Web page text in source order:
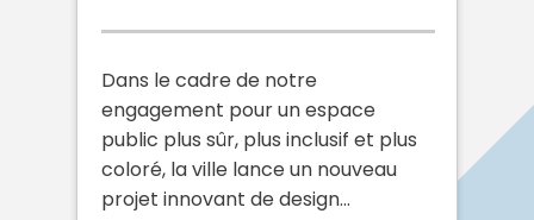
Dans le cadre de notre
engagement pour un espace
public plus sûr, plus inclusif et plus
coloré, la ville lance un nouveau
projet innovant de design…